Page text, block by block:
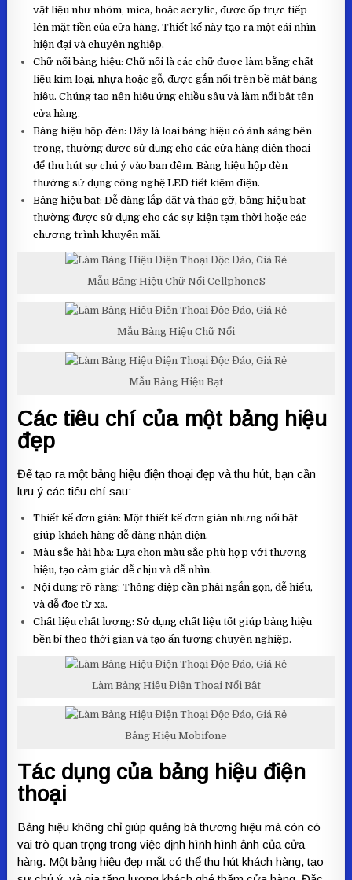
vật liệu như nhôm, mica, hoặc acrylic, được ốp trực tiếp
lên mặt tiền của cửa hàng. Thiết kế này tạo ra một cái nhìn
hiện đại và chuyên nghiệp.
Chữ nổi bảng hiệu: Chữ nổi là các chữ được làm bằng chất
liệu kim loại, nhựa hoặc gỗ, được gắn nổi trên bề mặt bảng
hiệu. Chúng tạo nên hiệu ứng chiều sâu và làm nổi bật tên
cửa hàng.
Bảng hiệu hộp đèn: Đây là loại bảng hiệu có ánh sáng bên
trong, thường được sử dụng cho các cửa hàng điện thoại
để thu hút sự chú ý vào ban đêm. Bảng hiệu hộp đèn
thường sử dụng công nghệ LED tiết kiệm điện.
Bảng hiệu bạt: Dễ dàng lắp đặt và tháo gỡ, bảng hiệu bạt
thường được sử dụng cho các sự kiện tạm thời hoặc các
chương trình khuyến mãi.
Mẫu Bảng Hiệu Chữ Nổi CellphoneS
Mẫu Bảng Hiệu Chữ Nổi
Mẫu Bảng Hiệu Bạt
Các tiêu chí của một bảng hiệu
đẹp
Để tạo ra một bảng hiệu điện thoại đẹp và thu hút, bạn cần
lưu ý các tiêu chí sau:
Thiết kế đơn giản: Một thiết kế đơn giản nhưng nổi bật
giúp khách hàng dễ dàng nhận diện.
Màu sắc hài hòa: Lựa chọn màu sắc phù hợp với thương
hiệu, tạo cảm giác dễ chịu và dễ nhìn.
Nội dung rõ ràng: Thông điệp cần phải ngắn gọn, dễ hiểu,
và dễ đọc từ xa.
Chất liệu chất lượng: Sử dụng chất liệu tốt giúp bảng hiệu
bền bỉ theo thời gian và tạo ấn tượng chuyên nghiệp.
Làm Bảng Hiệu Điện Thoại Nổi Bật
Bảng Hiệu Mobifone
Tác dụng của bảng hiệu điện
thoại
Bảng hiệu không chỉ giúp quảng bá thương hiệu mà còn có
vai trò quan trọng trong việc định hình hình ảnh của cửa
hàng. Một bảng hiệu đẹp mắt có thể thu hút khách hàng, tạo